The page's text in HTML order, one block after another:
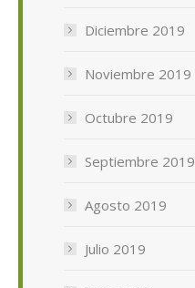
Diciembre 2019
Noviembre 2019
Octubre 2019
Septiembre 2019
Agosto 2019
Julio 2019